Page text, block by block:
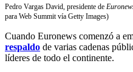
Pedro Vargas David, presidente de
para Web Summit vía Getty Images)
Cuando Euronews comenzó a
respaldo de varias cadenas
líderes de todo el continente.